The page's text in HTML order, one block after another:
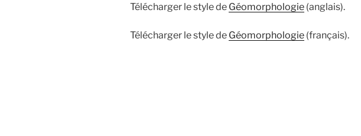
Télécharger le style de Géomorphologie (anglais).
Télécharger le style de Géomorphologie (français).